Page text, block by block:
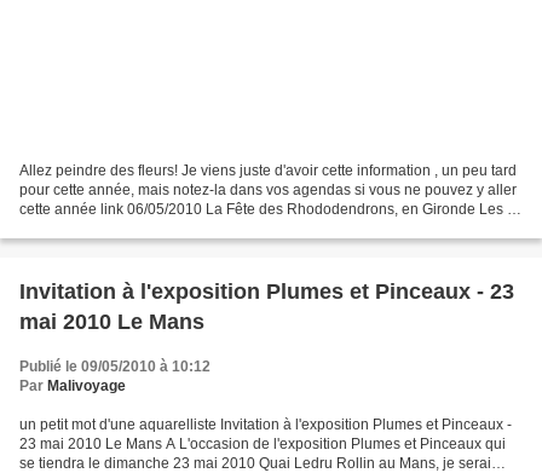
Allez peindre des fleurs! Je viens juste d'avoir cette information , un peu tard
pour cette année, mais notez-la dans vos agendas si vous ne pouvez y aller
cette année link 06/05/2010 La Fête des Rhododendrons, en Gironde Les 8
Invitation à l'exposition Plumes et Pinceaux - 23
mai 2010 Le Mans
Publié le 09/05/2010 à 10:12
Par Malivoyage
un petit mot d'une aquarelliste Invitation à l'exposition Plumes et Pinceaux -
23 mai 2010 Le Mans A L'occasion de l'exposition Plumes et Pinceaux qui
se tiendra le dimanche 23 mai 2010 Quai Ledru Rollin au Mans, je serai